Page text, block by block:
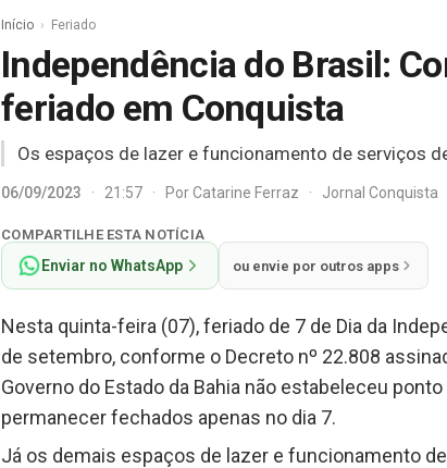
Início Feriado
Independência do Brasil:
feriado em Conquista
Os espaços de lazer e funcionamento de serviços
06/09/2023 · 21:57 · PorCatarine Ferraz · Jornal Conquista
COMPARTILHE ESTA NOTÍCIA
Enviar no WhatsApp ou envie por outros apps
Nesta quinta-feira (07), feriado de 7 de Dia da
de setembro, conforme o Decreto nº 22.808
Governo do Estado da Bahia não estabeleceu
permanecer fechados apenas no dia 7.
Já os demais espaços de lazer e funcionamento